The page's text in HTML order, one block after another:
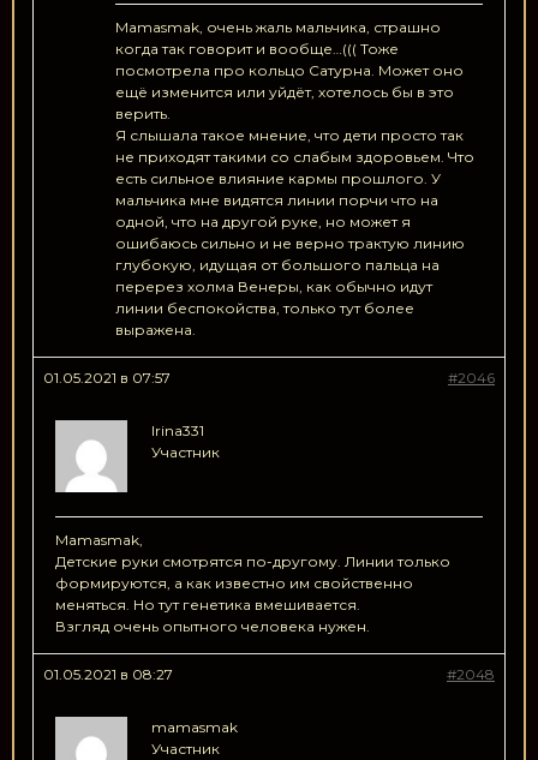
Mamasmak, очень жаль мальчика, страшно
когда так говорит и вообще…((( Тоже
посмотрела про кольцо Сатурна. Может оно
ещё изменится или уйдёт, хотелось бы в это
верить.
Я слышала такое мнение, что дети просто так
не приходят такими со слабым здоровьем. Что
есть сильное влияние кармы прошлого. У
мальчика мне видятся линии порчи что на
одной, что на другой руке, но может я
ошибаюсь сильно и не верно трактую линию
глубокую, идущая от большого пальца на
перерез холма Венеры, как обычно идут
линии беспокойства, только тут более
выражена.
01.05.2021 в 07:57 #2046
Irina331
Участник
Mamasmak,
Детские руки смотрятся по-другому. Линии только
формируются, а как известно им свойственно
меняться. Но тут генетика вмешивается.
Взгляд очень опытного человека нужен.
01.05.2021 в 08:27 #2048
mamasmak
Участник